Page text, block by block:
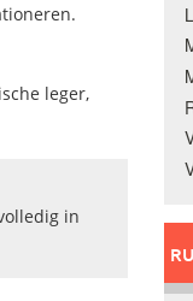
leger,
in